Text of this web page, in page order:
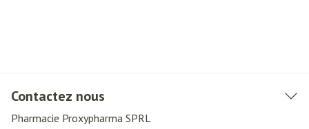
Contactez nous
Pharmacie Proxypharma SPRL